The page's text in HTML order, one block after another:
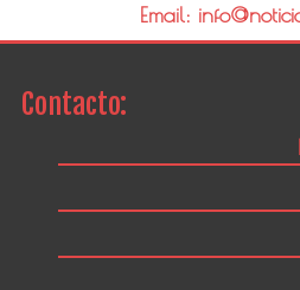
Email:
Contacto: